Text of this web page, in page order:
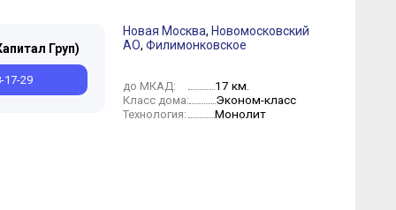
Груп)
17-29
Новая Москва, Новомосковский
АО, Филимонковское
до МКАД: 17 км.
Класс дома: Эконом-класс
Технология: Монолит